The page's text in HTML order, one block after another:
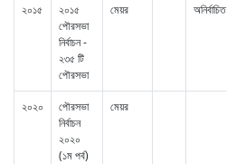
২০১৫
২০১৫
পৌরসভা
নির্বাচন -
২৩৫ টি
পৌরসভা
মেয়র অনির্বাচিত
২০২০
পৌরসভা
নির্বাচন
২০২০
(১ম পর্ব)
মেয়র